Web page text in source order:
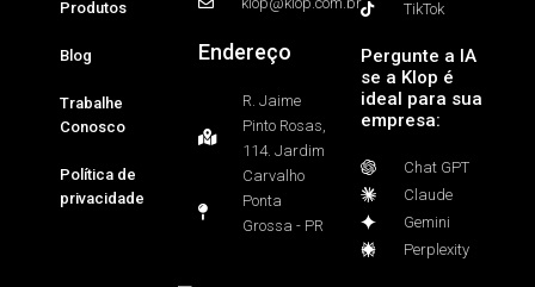
Produtos
Blog
Trabalhe
Conosco
Política de
privacidade
Endereço
R. Jaime
Pinto Rosas,
114. Jardim
Carvalho
Ponta
Grossa - PR
TikTok
Pergunte a IA
se a Klop é
ideal para sua
empresa:
Chat GPT
Claude
Gemini
Perplexity